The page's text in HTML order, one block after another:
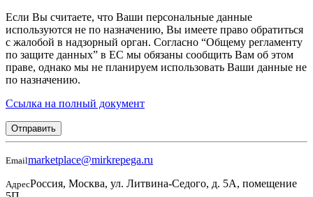
Если Вы считаете, что Ваши персональные данные
используются не по назначению, Вы имеете право обратиться
с жалобой в надзорный орган. Согласно “Общему регламенту
по защите данных” в ЕС мы обязаны сообщить Вам об этом
праве, однако мы не планируем использовать Ваши данные не
по назначению.
Ссылка на полный документ
Отправить
Emailmarketplace@mirkrepega.ru
АдресРоссия, Москва, ул. Литвина-Седого, д. 5А, помещение